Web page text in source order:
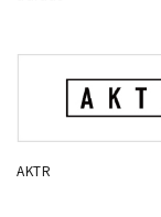
AKTR